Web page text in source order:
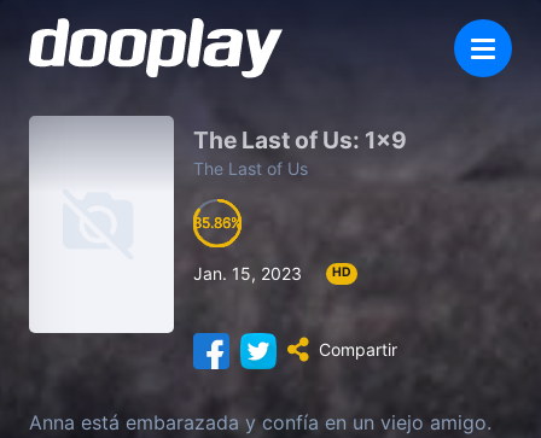
The Last of Us: 1×9
The Last of Us
85.86
85.86
85.86
85.86
Jan. 15, 2023 HD
Compartir
Anna está embarazada y confía en un viejo amigo.